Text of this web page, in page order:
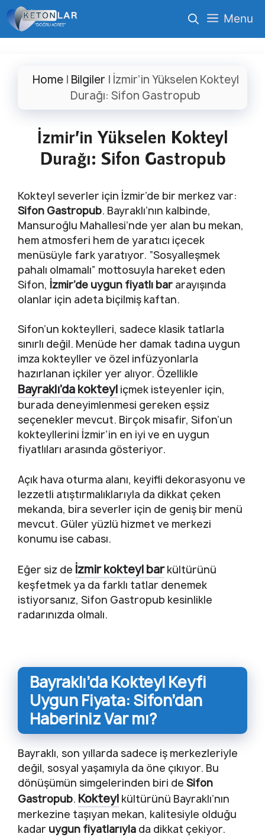
İçeriğe
atla
Menu
Home| Bilgiler | İzmir’in Yükselen Kokteyl
Durağı: Sifon Gastropub
İzmir’in Yükselen Kokteyl
Durağı: Sifon Gastropub
Kokteyl severler için İzmir’de bir merkez var:
Sifon Gastropub. Bayraklı’nın kalbinde,
Mansuroğlu Mahallesi’nde yer alan bu mekan,
hem atmosferi hem de yaratıcı içecek
menüsüyle fark yaratıyor. “Sosyalleşmek
pahalı olmamalı” mottosuyla hareket eden
Sifon, İzmir’de uygun fiyatlı bar arayışında
olanlar için adeta biçilmiş kaftan.
Sifon’un kokteylleri, sadece klasik tatlarla
sınırlı değil. Menüde her damak tadına uygun
imza kokteyller ve özel infüzyonlarla
hazırlanan içkiler yer alıyor. Özellikle
Bayraklı’da kokteyl içmek isteyenler için,
burada deneyimlenmesi gereken eşsiz
seçenekler mevcut. Birçok misafir, Sifon’un
kokteyllerini İzmir’in en iyi ve en uygun
fiyatlıları arasında gösteriyor.
Açık hava oturma alanı, keyifli dekorasyonu ve
lezzetli atıştırmalıklarıyla da dikkat çeken
mekanda, bira severler için de geniş bir menü
mevcut. Güler yüzlü hizmet ve merkezi
konumu ise cabası.
Eğer siz de İzmir kokteyl barkültürünü
keşfetmek ya da farklı tatlar denemek
istiyorsanız, Sifon Gastropub kesinlikle
radarınızda olmalı.
Bayraklı’da Kokteyl Keyfi
Uygun Fiyata: Sifon’dan
Haberiniz Var mı?
Bayraklı, son yıllarda sadece iş merkezleriyle
değil, sosyal yaşamıyla da öne çıkıyor. Bu
dönüşümün simgelerinden biri de Sifon
Gastropub. Kokteyl kültürünü Bayraklı’nın
merkezine taşıyan mekan, kalitesiyle olduğu
kadar uygun fiyatlarıyla da dikkat çekiyor.